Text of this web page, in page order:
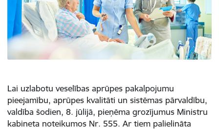
Lai uzlabotu veselības aprūpes pakalpojumu
pieejamību, aprūpes kvalitāti un sistēmas pārvaldību,
valdība šodien, 8. jūlijā, pieņēma grozījumus Ministru
kabineta noteikumos Nr. 555. Ar tiem palielināta